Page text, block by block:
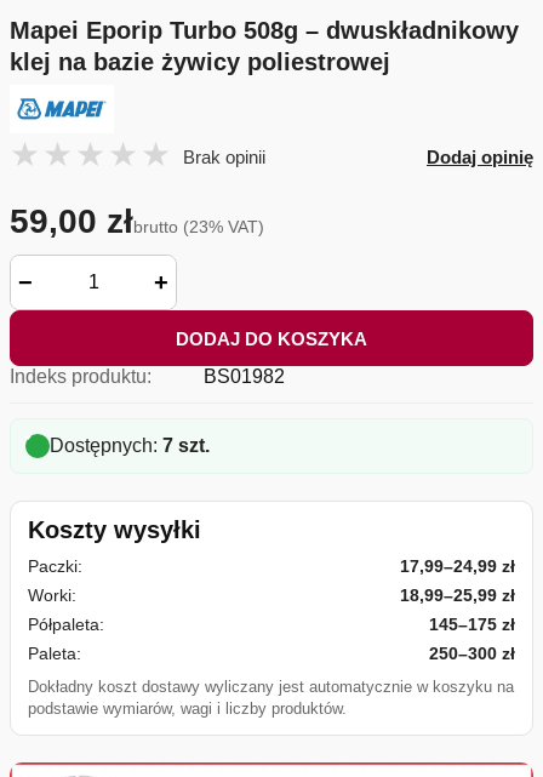
Mapei Eporip Turbo 508g – dwuskładnikowy
klej na bazie żywicy poliestrowej
Brak opinii Dodaj opinię
59,00 złbrutto (23% VAT)
− +
DODAJ DO KOSZYKA
Indeks produktu:
BS01982
Dostępnych: 7 szt.
Koszty wysyłki
Paczki:
17,99–24,99 zł
Worki:
18,99–25,99 zł
Półpaleta:
145–175 zł
Paleta:
250–300 zł
Dokładny koszt dostawy wyliczany jest automatycznie w koszyku na
podstawie wymiarów, wagi i liczby produktów.